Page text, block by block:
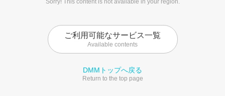
Sorry! This content is not available in your region.
ご利用可能なサービス一覧
Available contents
DMMトップへ戻る
Return to the top page